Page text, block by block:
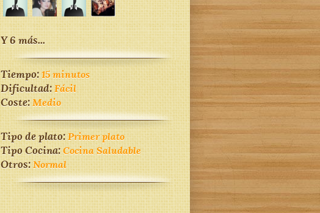
Y 6 más...
Tiempo:15 minutos
Dificultad:Fácil
Coste:Medio
Tipo de plato:Primer plato
Tipo Cocina:Cocina Saludable
Otros:Normal